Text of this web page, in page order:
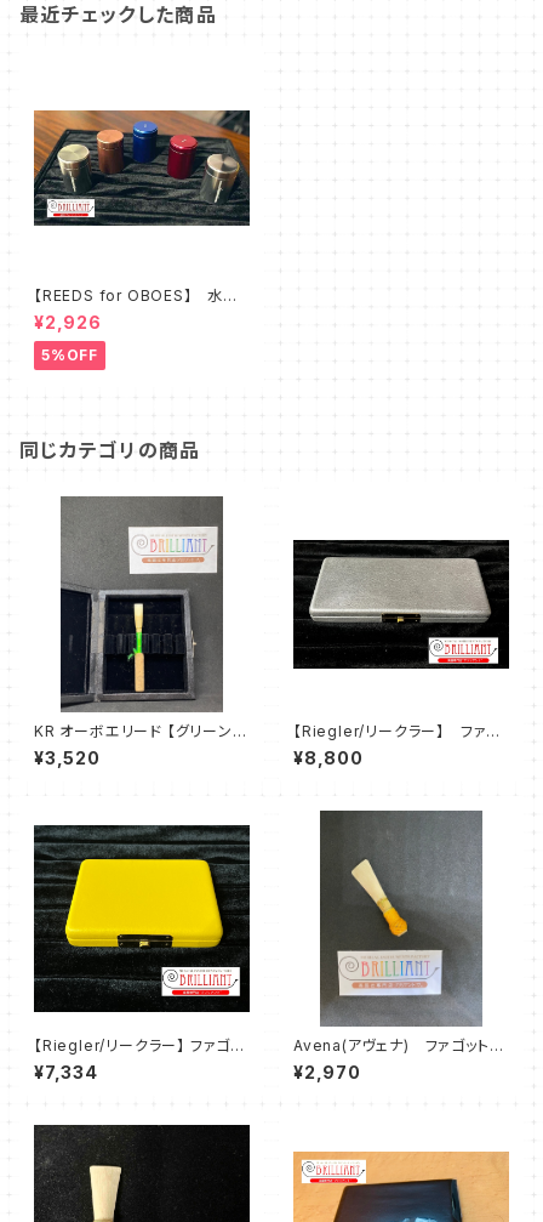
最近チェックした商品
【REEDS for OBOES】 水入
れ
¥2,926
5%OFF
同じカテゴリの商品
KR オーボエリード 【グリーン /
ピンク】
¥3,520
【Riegler/リークラー】 ファゴ
ット5本＋コントラファゴット3本
用リードケース
¥8,800
【Riegler/リークラー】 ファゴッ
ト6本用リードケース
¥7,334
Avena(アヴェナ) ファゴットリ
ード
¥2,970